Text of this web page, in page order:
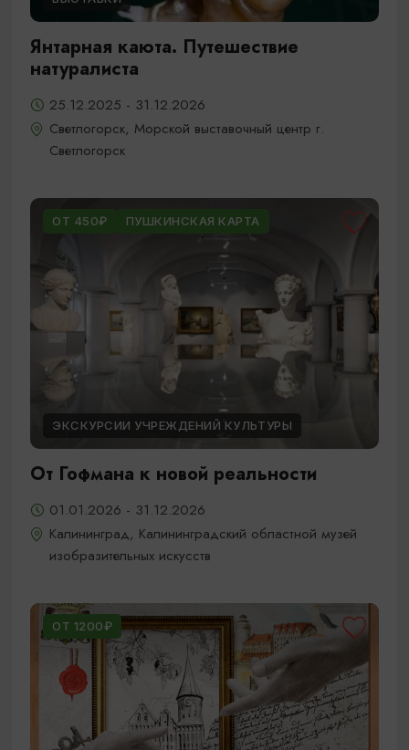
Янтарная каюта. Путешествие
натуралиста
25.12.2025 - 31.12.2026
Светлогорск, Морской выставочный центр г.
Светлогорск
ОТ 450₽ ПУШКИНСКАЯ КАРТА
ЭКСКУРСИИ УЧРЕЖДЕНИЙ КУЛЬТУРЫ
От Гофмана к новой реальности
01.01.2026 - 31.12.2026
Калининград, Калининградский областной музей
изобразительных искусств
ОТ 1200₽